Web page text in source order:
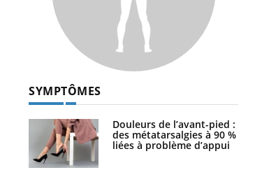
SYMPTÔMES
Douleurs de l’avant-pied :
des métatarsalgies à 90 %
liées à problème d’appui